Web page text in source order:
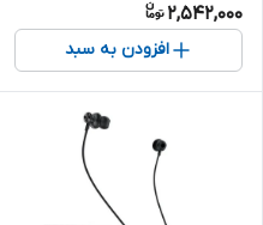
2,542,000
افزودن به سبد